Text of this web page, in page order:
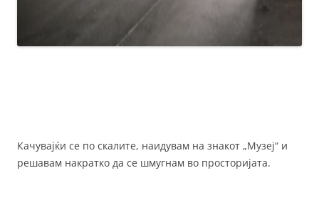
Качувајќи се по скалите, наидувам на знакот „Музеј“ и
решавам накратко да се шмугнам во просторијата.